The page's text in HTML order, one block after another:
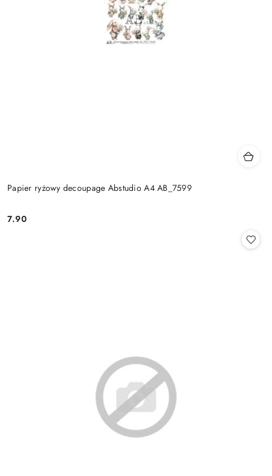
Papier ryżowy decoupage Abstudio A4 AB_7599
Cena:
7.90